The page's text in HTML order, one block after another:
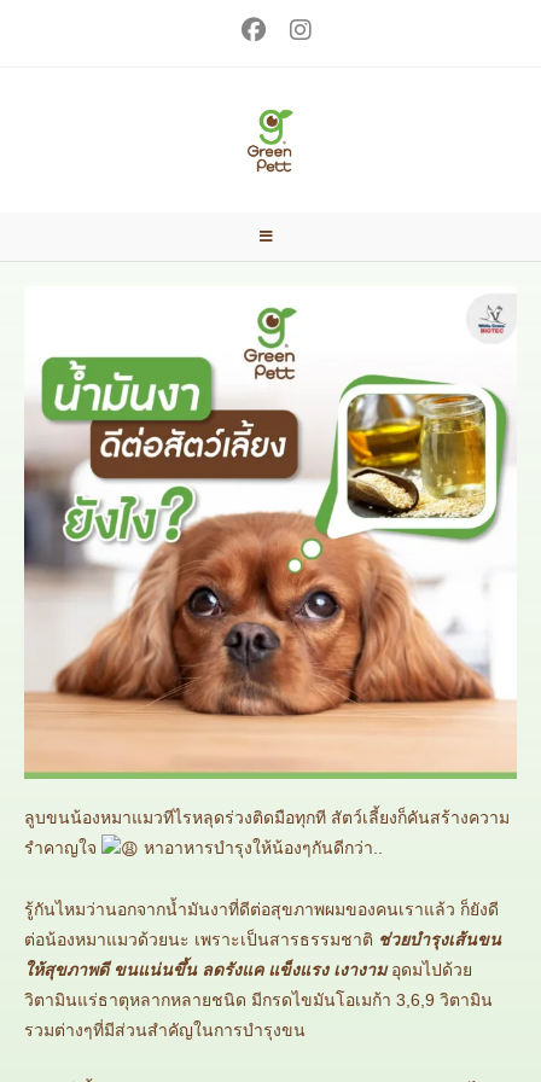
ลูบขนน้องหมาแมวทีไรหลุดร่วงติดมือทุกที สัตว์เลี้ยงก็คันสร้างความ
รำคาญใจ
หาอาหารบำรุงให้น้องๆกันดีกว่า..
รู้กันไหมว่านอกจากน้ำมันงาที่ดีต่อสุขภาพผมของคนเราแล้ว ก็ยังดี
ต่อน้องหมาแมวด้วยนะ เพราะเป็นสารธรรมชาติ ช่วยบำรุงเส้นขน
ให้สุขภาพดี ขนแน่นขึ้น ลดรังแค แข็งแรง เงางามอุดมไปด้วย
วิตามินแร่ธาตุหลากหลายชนิด มีกรดไขมันโอเมก้า 3,6,9 วิตามิน
รวมต่างๆที่มีส่วนสำคัญในการบำรุงขน